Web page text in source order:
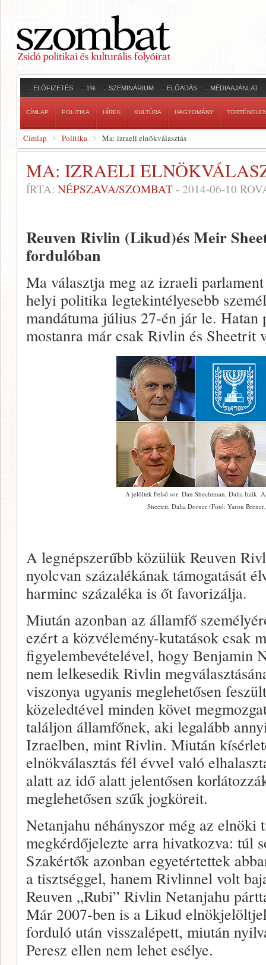
ELŐFIZETÉS 1% SZEMINÁRIUM ELŐADÁS MÉDIAAJÁNLAT
CÍMLAP POLITIKA HÍREK KULTÚRA HAGYOMÁNY
Címlap Politika Ma: izraeli elnökválasztás
MA: IZRAELI
ÍRTA: NÉPSZAVA/SZOMBAT - 2014-06-10
Reuven Rivlin (Likud)és Meir
fordulóban
Ma választja meg az izraeli
helyi politika legtekintélyesebb
mandátuma július 27-én jár le.
mostanra már csak Rivlin és Sheetrit
A jelöltek Felső sor: Dan Shechtman, Dalia Itzik.
Sheetrit, Dalia Dorner (Fotó: Yaron
A legnépszerűbb közülük Reuven
nyolcvan százalékának támogatását
harminc százaléka is őt favorizálja.
Miután azonban az államfő
ezért a közvélemény-kutatások csak
figyelembevételével, hogy Benjamin
nem lelkesedik Rivlin
viszonya ugyanis meglehetősen
közeledtével minden követ
találjon államfőnek, aki legalább
Izraelben, mint Rivlin. Miután
elnökválasztás fél évvel való
alatt az idő alatt jelentősen
meglehetősen szűk jogköreit.
Netanjahu néhányszor még az elnöki
megkérdőjelezte arra hivatkozva: túl
Szakértők azonban egyetértettek
a tisztséggel, hanem Rivlinnel volt
Reuven „Rubi” Rivlin Netanjahu
Már 2007-ben is a Likud
forduló után visszalépett, miután
Peresz ellen nem lehet esélye.